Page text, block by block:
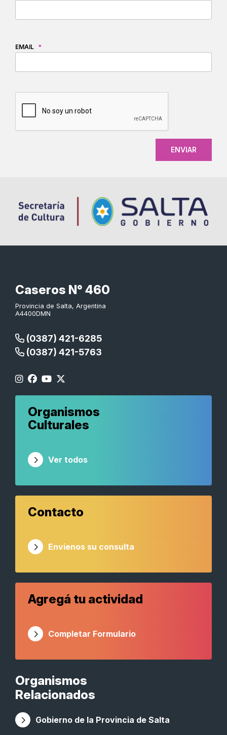
EMAIL *
CAPTCHA
Caseros N° 460
Provincia de Salta, Argentina
A4400DMN
(0387) 421-6285
(0387) 421-5763
Organismos
Relacionados
Gobierno de la Provincia de Salta
Organismos
Culturales
Ver todos
Contacto
Envienos su consulta
Agregá tu actividad
Completar Formulario